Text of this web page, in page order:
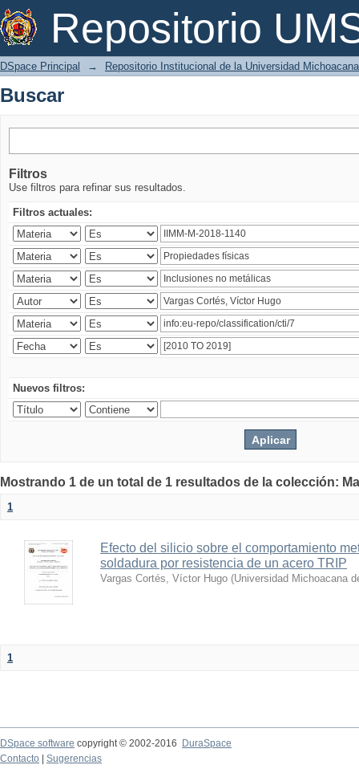
Repositorio
Buscar
DSpace Principal → Repositorio Institucional de la Universidad
Buscar
Filtros
Use filtros para refinar sus resultados.
Filtros actuales:
Nuevos filtros:
Mostrando 1 de un total de 1 resultados de la colección:
1
Efecto del silicio sobre el comportamiento
soldadura por resistencia de un acero TRIP
Vargas Cortés, Víctor Hugo (Universidad Michoacana
1
DSpace software copyright © 2002-2016
DuraSpace
Contacto
Sugerencias